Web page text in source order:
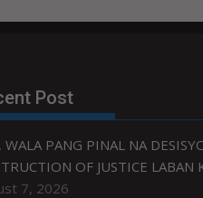
Post
WALA PANG PINAL NA
OF JUSTICE LABAN
7, 2026